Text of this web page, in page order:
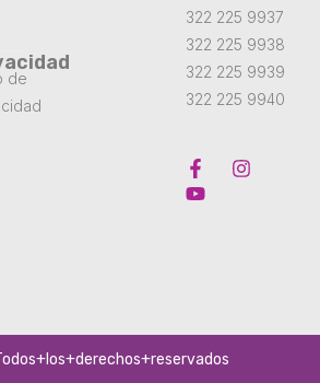
322 225 9937
322 225 9938
322 225 9939
322 225 9940
de